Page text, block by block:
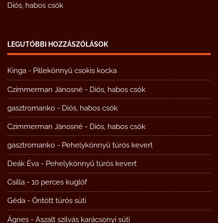
Diós, habos csók
LEGUTÓBBI HOZZÁSZÓLÁSOK
Kinga - Pillekönnyű csokis kocka
Czimmerman Jánosné - Diós, habos csók
gasztromanko - Diós, habos csók
Czimmerman Jánosné - Diós, habos csók
gasztromanko - Pehelykönnyű túrós kevert
Deák Éva - Pehelykönnyű túrós kevert
Csilla - 10 perces kuglóf
Géda - Öntött túrós süti
Ágnes - Aszalt szilvás karácsonyi süti